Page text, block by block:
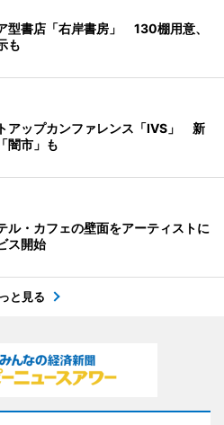
型書店「右岸書房」 130棚用意、
も
アップカンファレンス「IVS」 新
闇市」も
ル・カフェの壁面をアーティストに
ス開始
と見る